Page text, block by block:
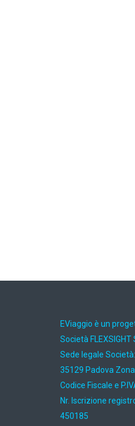
EViaggio è un
Società FLEXSIGHT
Sede legale
35129 Padova
Codice Fiscale e
Nr. Iscrizione
450185